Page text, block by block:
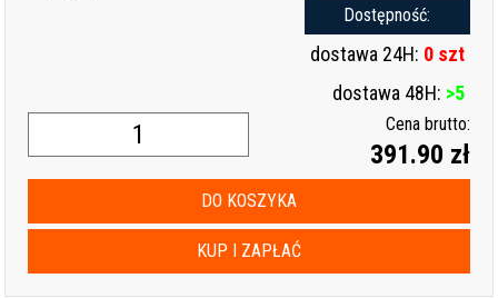
Dostępność:
dostawa 24H: 0 szt
dostawa 48H: >5
Cena brutto:
391.90 zł
DO KOSZYKA
KUP I ZAPŁAĆ